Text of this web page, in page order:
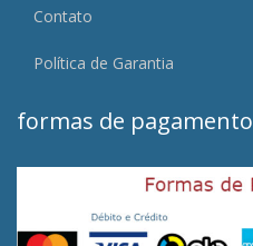
Contato
Política de Garantia
formas de pagamento